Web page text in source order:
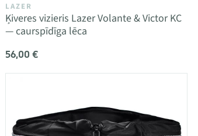
LAZER
Ķiveres vizieris Lazer Volante & Victor KC
— caurspīdīga lēca
56,00 €